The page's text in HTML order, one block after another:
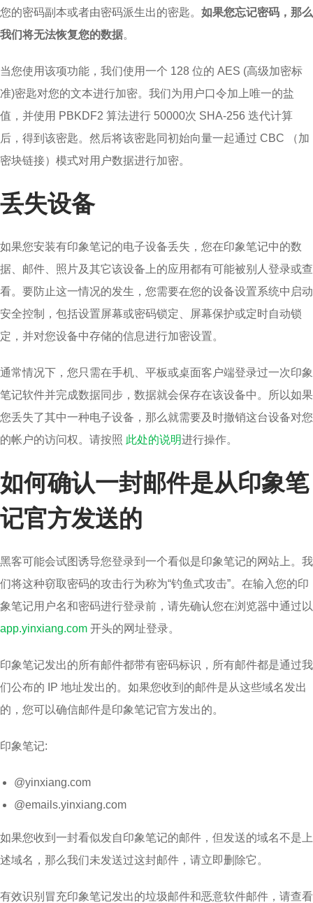
您的密码副本或者由密码派生出的密匙。 如果您忘记密码，那么
我们将无法恢复您的数据。
当您使用该项功能，我们使用一个 128 位的 AES (高级加密标
准)密匙对您的文本进行加密。我们为用户口令加上唯一的盐
值，并使用 PBKDF2 算法进行 50000次 SHA-256 迭代计算
后，得到该密匙。然后将该密匙同初始向量一起通过 CBC （加
密块链接）模式对用户数据进行加密。
丢失设备
如果您安装有印象笔记的电子设备丢失，您在印象笔记中的数
据、邮件、照片及其它该设备上的应用都有可能被别人登录或查
看。要防止这一情况的发生，您需要在您的设备设置系统中启动
安全控制，包括设置屏幕或密码锁定、屏幕保护或定时自动锁
定，并对您设备中存储的信息进行加密设置。
通常情况下，您只需在手机、平板或桌面客户端登录过一次印象
笔记软件并完成数据同步，数据就会保存在该设备中。所以如果
您丢失了其中一种电子设备，那么就需要及时撤销这台设备对您
的帐户的访问权。请按照 此处的说明进行操作。
如何确认一封邮件是从印象笔
记官方发送的
黑客可能会试图诱导您登录到一个看似是印象笔记的网站上。我
们将这种窃取密码的攻击行为称为“钓鱼式攻击”。在输入您的印
象笔记用户名和密码进行登录前，请先确认您在浏览器中通过以
app.yinxiang.com 开头的网址登录。
印象笔记发出的所有邮件都带有密码标识，所有邮件都是通过我
们公布的 IP 地址发出的。如果您收到的邮件是从这些域名发出
的，您可以确信邮件是印象笔记官方发出的。
印象笔记:
@yinxiang.com
@emails.yinxiang.com
如果您收到一封看似发自印象笔记的邮件，但发送的域名不是上
述域名，那么我们未发送过这封邮件，请立即删除它。
有效识别冒充印象笔记发出的垃圾邮件和恶意软件邮件，请查看